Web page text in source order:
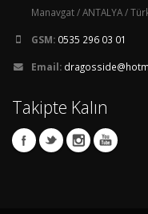
Manavgat / ANTALYA /
GSM: 0535 296 03 01
Email:
Takipte Kalın